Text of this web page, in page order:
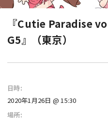
『Cutie Paradise
G5』（東京）
日時:
2020年1月26日 @ 15:30
場所: